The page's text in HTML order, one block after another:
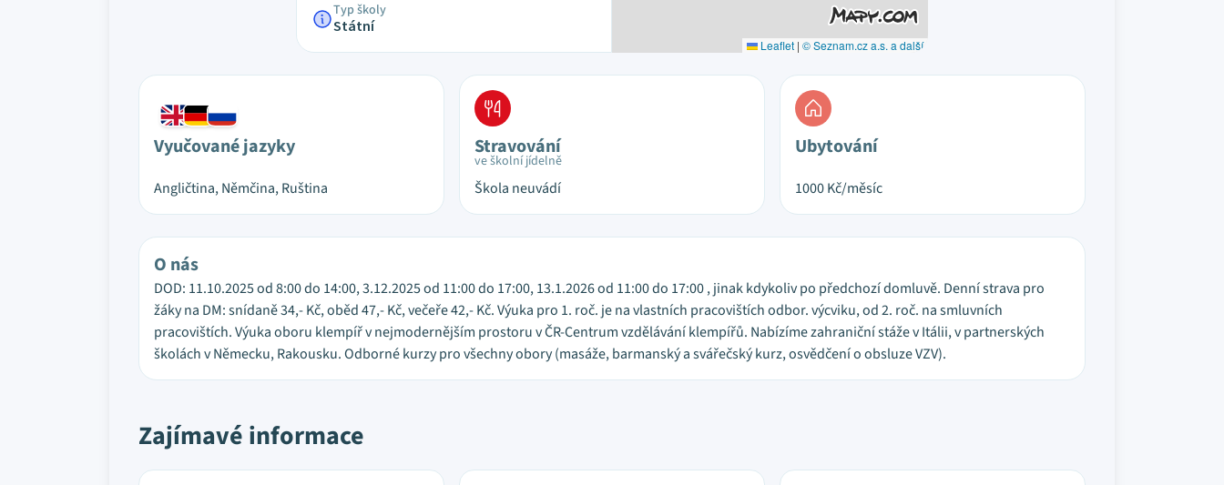
Typ školy
Státní
Leaflet | © Seznam.cz a.s. a další
Vyučované jazyky
Angličtina, Němčina, Ruština
Stravování
ve školní jídelně
Škola neuvádí
Ubytování
1000Kč/měsíc
O nás
DOD: 11.10.2025 od 8:00 do 14:00, 3.12.2025 od 11:00 do 17:00, 13.1.2026 od 11:00 do 17:00 , jinak kdykoliv po předchozí domluvě. Denní strava pro
žáky na DM: snídaně 34,- Kč, oběd 47,- Kč, večeře 42,- Kč. Výuka pro 1. roč. je na vlastních pracovištích odbor. výcviku, od 2. roč. na smluvních
pracovištích. Výuka oboru klempíř v nejmodernějším prostoru v ČR-Centrum vzdělávání klempířů. Nabízíme zahraniční stáže v Itálii, v partnerských
školách v Německu, Rakousku. Odborné kurzy pro všechny obory (masáže, barmanský a svářečský kurz, osvědčení o obsluze VZV).
Zajímavé informace